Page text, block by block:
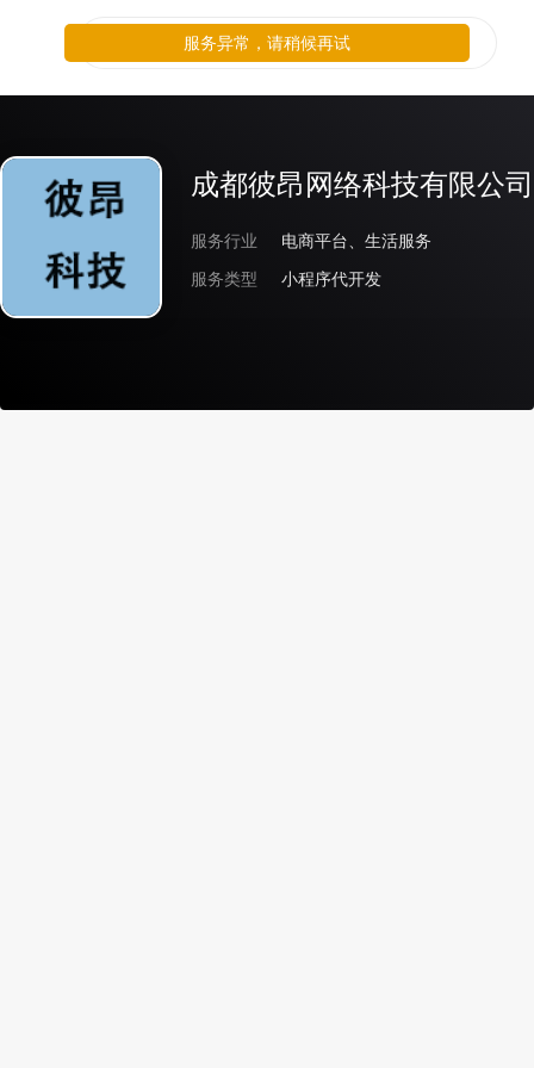
成都彼昂网络科技有限公司
服务行业
电商平台、生活服务
服务类型
小程序代开发
服务异常，请稍候再试